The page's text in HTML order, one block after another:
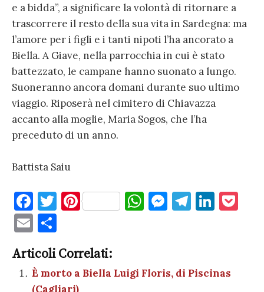
e a bidda”, a significare la volontà di ritornare a
trascorrere il resto della sua vita in Sardegna: ma
l’amore per i figli e i tanti nipoti l’ha ancorato a
Biella. A Giave, nella parrocchia in cui è stato
battezzato, le campane hanno suonato a lungo.
Suoneranno ancora domani durante suo ultimo
viaggio. Riposerà nel cimitero di Chiavazza
accanto alla moglie, Maria Sogos, che l’ha
preceduto di un anno.
Battista Saiu
F
a
c
e
b
T
te
r
Pi
es
t
W
A
M
g
T
a
Li
dI
E
m
ai
l
n
di
Articoli Correlati:
È morto a Biella Luigi Floris, di Piscinas
(Cagliari)